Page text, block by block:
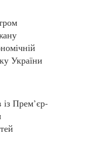
України
Прем’єр-